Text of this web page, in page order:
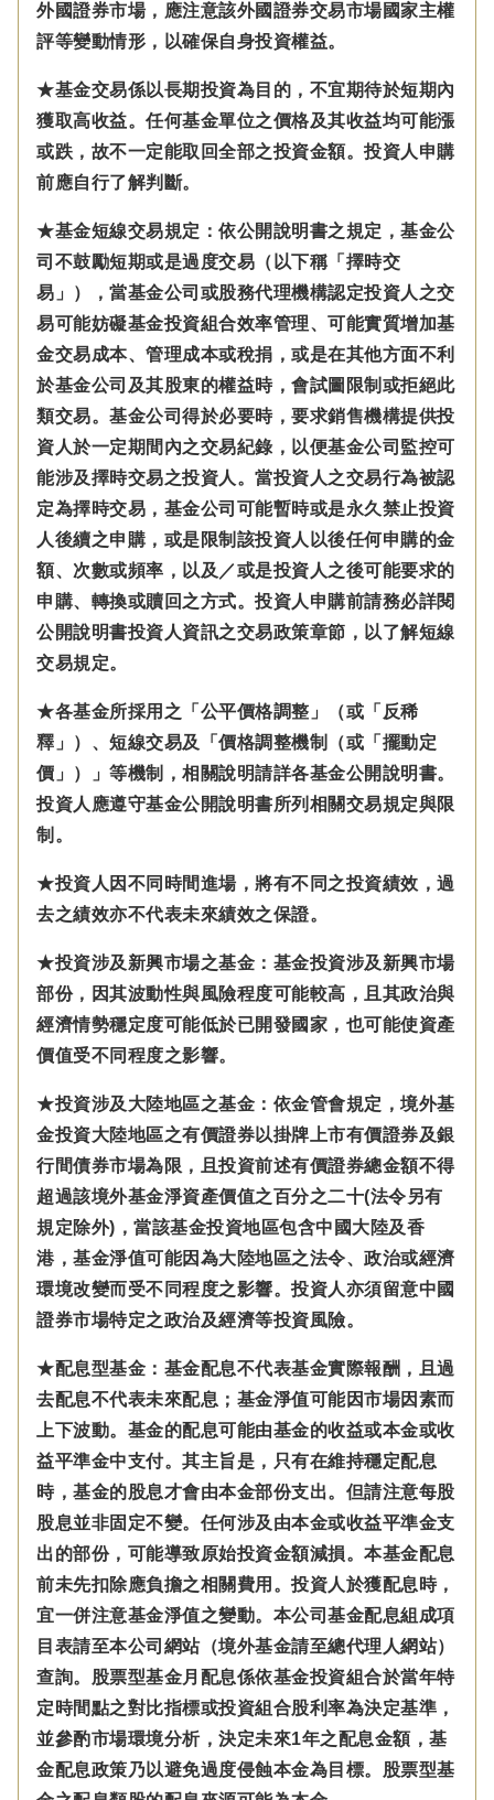
外國證券市場，應注意該外國證券交易市場國家主權
評等變動情形，以確保自身投資權益。
★基金交易係以長期投資為目的，不宜期待於短期內
獲取高收益。任何基金單位之價格及其收益均可能漲
或跌，故不一定能取回全部之投資金額。投資人申購
前應自行了解判斷。
★基金短線交易規定：依公開說明書之規定，基金公
司不鼓勵短期或是過度交易（以下稱「擇時交
易」），當基金公司或股務代理機構認定投資人之交
易可能妨礙基金投資組合效率管理、可能實質增加基
金交易成本、管理成本或稅捐，或是在其他方面不利
於基金公司及其股東的權益時，會試圖限制或拒絕此
類交易。基金公司得於必要時，要求銷售機構提供投
資人於一定期間內之交易紀錄，以便基金公司監控可
能涉及擇時交易之投資人。當投資人之交易行為被認
定為擇時交易，基金公司可能暫時或是永久禁止投資
人後續之申購，或是限制該投資人以後任何申購的金
額、次數或頻率，以及／或是投資人之後可能要求的
申購、轉換或贖回之方式。投資人申購前請務必詳閱
公開說明書投資人資訊之交易政策章節，以了解短線
交易規定。
★各基金所採用之「公平價格調整」（或「反稀
釋」）、短線交易及「價格調整機制（或「擺動定
價」）」等機制，相關說明請詳各基金公開說明書。
投資人應遵守基金公開說明書所列相關交易規定與限
制。
★投資人因不同時間進場，將有不同之投資績效，過
去之績效亦不代表未來績效之保證。
★投資涉及新興市場之基金：基金投資涉及新興市場
部份，因其波動性與風險程度可能較高，且其政治與
經濟情勢穩定度可能低於已開發國家，也可能使資產
價值受不同程度之影響。
★投資涉及大陸地區之基金： 依金管會規定， 境外基
金投資大陸地區之有價證券以掛牌上市有價證券及銀
行間債券市場為限，且投資前述有價證券總金額不得
超過該境外基金淨資產價值之百分之二十(法令另有
規定除外)， 當該基金投資地區包含中國大陸及香
港，基金淨值可能因為大陸地區之法令、政治或經濟
環境改變而受不同程度之影響。 投資人亦須留意中國
證券市場特定之政治及經濟等投資風險。
★配息型基金：基金配息不代表基金實際報酬，且過
去配息不代表未來配息；基金淨值可能因市場因素而
上下波動。基金的配息可能由基金的收益或本金或收
益平準金中支付。 其主旨是，只有在維持穩定配息
時，基金的股息才會由本金部份支出。但請注意每股
股息並非固定不變。 任何涉及由本金或收益平準金支
出的部份，可能導致原始投資金額減損。本基金配息
前未先扣除應負擔之相關費用。投資人於獲配息時，
宜一併注意基金淨值之變動。本公司基金配息組成項
目表請至本公司網站（境外基金請至總代理人網站）
查詢。股票型基金月配息係依基金投資組合於當年特
定時間點之對比指標或投資組合股利率為決定基準，
並參酌市場環境分析，決定未來1年之配息金額，基
金配息政策乃以避免過度侵蝕本金為目標。股票型基